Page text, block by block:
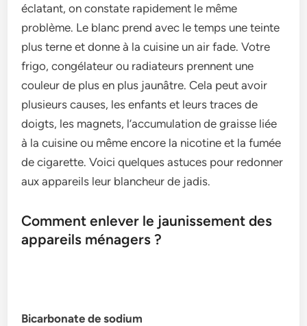
éclatant, on constate rapidement le même
problème. Le blanc prend avec le temps une teinte
plus terne et donne à la cuisine un air fade. Votre
frigo, congélateur ou radiateurs prennent une
couleur de plus en plus jaunâtre. Cela peut avoir
plusieurs causes, les enfants et leurs traces de
doigts, les magnets, l’accumulation de graisse liée
à la cuisine ou même encore la nicotine et la fumée
de cigarette. Voici quelques astuces pour redonner
aux appareils leur blancheur de jadis.
Comment enlever le jaunissement des
appareils ménagers ?
Bicarbonate de sodium